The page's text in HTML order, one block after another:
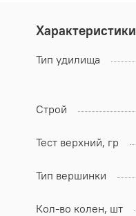
Характеристики
Тип удилища
Строй
Тест верхний, гр
Тип вершинки
Кол-во колен, шт